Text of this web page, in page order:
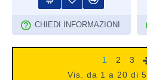
CHIEDI INFORMAZIONI
1 2
3
Vis. da 1 a 20 di